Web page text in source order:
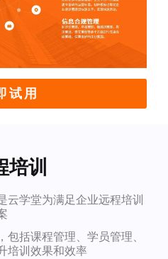
试用
培训
云学堂为满足企业远程培训
括课程管理、学员管理、
培训效果和效率